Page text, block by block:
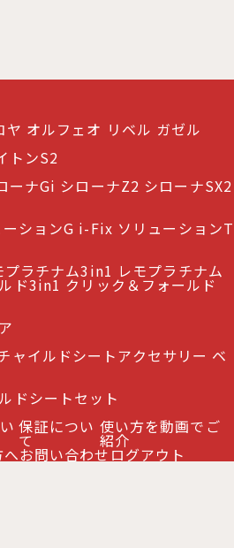
ヤ オルフェオ リベル ガゼル
トンS2
ーナGi シローナZ2 シローナSX2
ーションG i-Fix ソリューションT
プラチナム3in1 レモプラチナム
ド3in1 クリック＆フォールド
ャイルドシートアクセサリー ベ
ドシートセット
保証につい
て
使い方を動画でご
紹介
お問い合わせログアウト
閉じる